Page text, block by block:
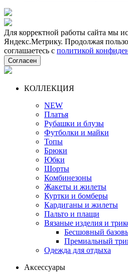
Для корректной работы сайта мы
Яндекс.Метрику. Продолжая
соглашаетесь с политикой
Согласен
КОЛЛЕКЦИЯ
NEW
Платья
Рубашки и блузы
Футболки и майки
Топы
Брюки
Юбки
Шорты
Комбинезоны
Жакеты и жилеты
Куртки и бомберы
Кардиганы и жилеты
Пальто и плащи
Вязаные изделия и
Бесшовный
Премиальный
Одежда для отдыха
Аксессуары